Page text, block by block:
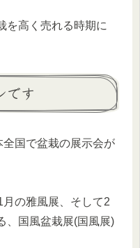
を高く売れる時期に
です
国で盆栽の展示会が
の雅風展、そして2
、国風盆栽展(国風展)